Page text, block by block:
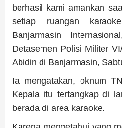
berhasil kami amankan
setiap ruangan
Banjarmasin
Detasemen Polisi Militer
Abidin di Banjarmasin,
Ia mengatakan, oknum
Kepala itu tertangkap di
berada di area karaoke.